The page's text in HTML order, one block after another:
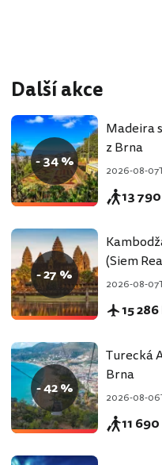
Další akce
- 34 %
Madeira
z Brna
2026-08-
13
- 27 %
(Siem
2026-08-
15
- 42 %
Turecká
Brna
2026-08-
11